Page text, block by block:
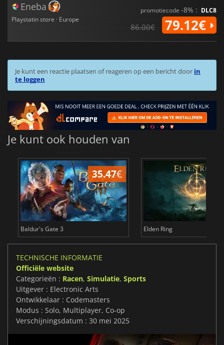
Eneba
Playstatin store · Europe
promotiecode -8% : DLC8
86.00€ 79.12€
Je kunt een reactie plaatsen of reageren op een bericht door in
te loggen
Je kunt ook houden van
35.47€
Baldur's Gate 3 Elden Ring
TECHNISCHE INFORMATIE
Officiële website
Categorieën : Racen, Simulatie, Sports
Uitgever : Electronic Arts
Ontwikkelaar : Codemasters
Modus : Solo, Multiplayer, Co-op
Verschijningsdatum : 30 mei 2025